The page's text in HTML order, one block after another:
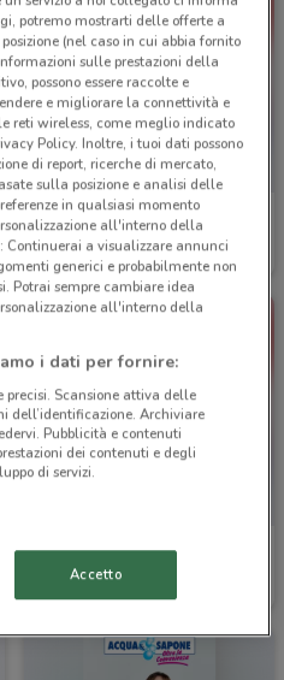
Acqua & Sapone
Scade il 15/08 2.2 km
Acqua & Sapone
potremo mostrarti delle offerte a
(nel caso in cui abbia fornito
sulle prestazioni della
possono essere raccolte e
e migliorare la connettività e
reti wireless, come meglio indicato
Policy. Inoltre, i tuoi dati possono
di report, ricerche di mercato,
sulla posizione e analisi delle
in qualsiasi momento
all'interno della
Continuerai a visualizzare annunci
generici e probabilmente non
Potrai sempre cambiare idea
all'interno della
i dati per fornire:
Scansione attiva delle
dell’identificazione. Archiviare
Pubblicità e contenuti
dei contenuti e degli
di servizi.
Accetto